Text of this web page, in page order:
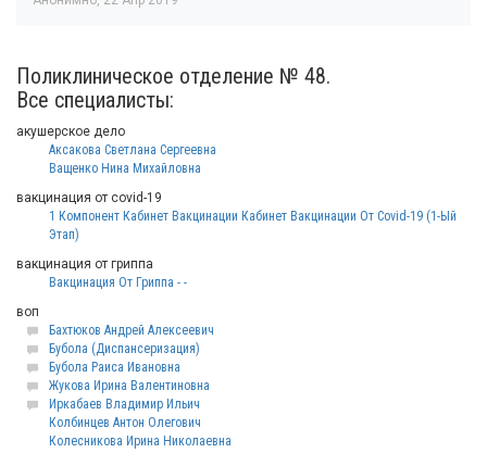
Поликлиническое отделение № 48.
Все специалисты:
акушерское дело
Аксакова Светлана Сергеевна
Ващенко Нина Михайловна
вакцинация от covid-19
1 Компонент Кабинет Вакцинации Кабинет Вакцинации От Covid-19 (1-Ый
Этап)
вакцинация от гриппа
Вакцинация От Гриппа - -
воп
Бахтюков Андрей Алексеевич
Бубола (Диспансеризация)
Бубола Раиса Ивановна
Жукова Ирина Валентиновна
Иркабаев Владимир Ильич
Колбинцев Антон Олегович
Колесникова Ирина Николаевна